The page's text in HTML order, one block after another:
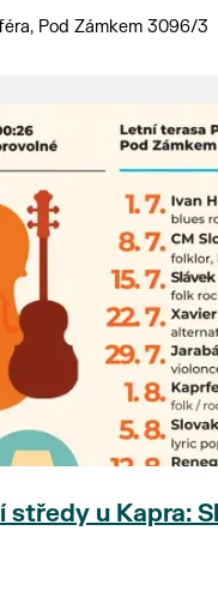
Pod Zámkem 3096/3
středy u Kapra: